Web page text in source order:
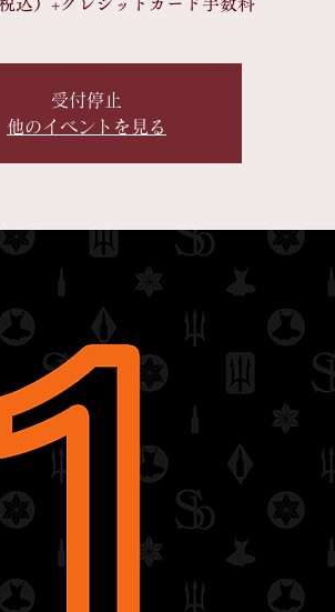
受付停止
他のイベントを見る